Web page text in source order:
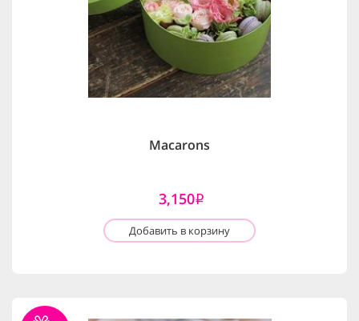
Macarons
3,150i
Добавить в корзину